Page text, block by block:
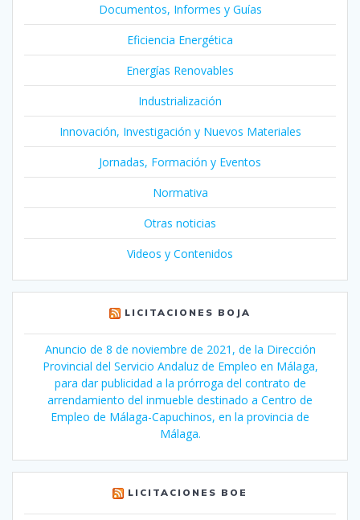
Documentos, Informes y Guías
Eficiencia Energética
Energías Renovables
Industrialización
Innovación, Investigación y Nuevos Materiales
Jornadas, Formación y Eventos
Normativa
Otras noticias
Videos y Contenidos
LICITACIONES BOJA
Anuncio de 8 de noviembre de 2021, de la Dirección
Provincial del Servicio Andaluz de Empleo en Málaga,
para dar publicidad a la prórroga del contrato de
arrendamiento del inmueble destinado a Centro de
Empleo de Málaga-Capuchinos, en la provincia de
Málaga.
LICITACIONES BOE